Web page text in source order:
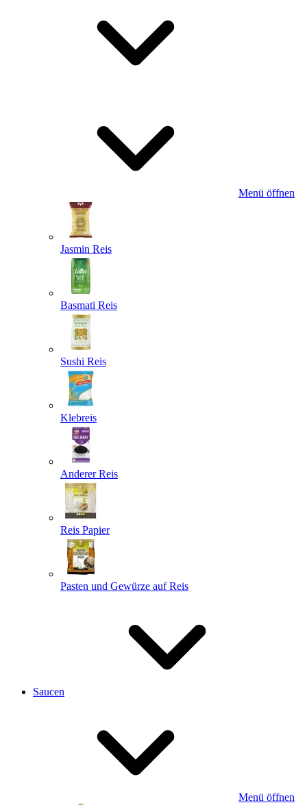
Menü öffnen
Jasmin Reis
Basmati Reis
Sushi Reis
Klebreis
Anderer Reis
Reis Papier
Pasten und Gewürze auf Reis
Saucen
Menü öffnen